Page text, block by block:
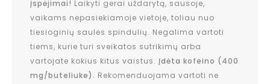
Įspėjimai! Laikyti gerai uždarytą, sausoje,
vaikams nepasiekiamoje vietoje, toliau nuo
tiesioginių saulės spindulių. Negalima vartoti
tiems, kurie turi sveikatos sutrikimų arba
vartojate kokius kitus vaistus. Įdėta kofeino (400
mg/buteliuke). Rekomenduojama vartoti ne